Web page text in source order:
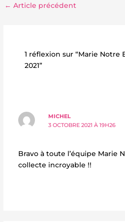
← Article précédent
1 réflexion sur “Marie Notre
2021”
MICHEL
3 OCTOBRE 2021 À 19H26
Bravo à toute l’équipe Marie
collecte incroyable !!